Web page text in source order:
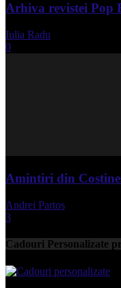
Arhiva revistei Pop
Iulia Radu
0
Amintiri din
Andrei Partos
3
Cadouri Personalizate